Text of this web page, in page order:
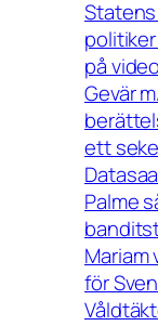
på video
Gevär
ett
Palme
för